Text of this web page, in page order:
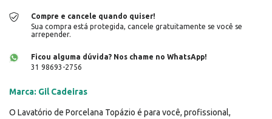
Compre e cancele quando quiser!
Sua compra está protegida, cancele gratuitamente se você se
arrepender.
Ficou alguma dúvida? Nos chame no WhatsApp!
31 98693-2756
Marca: Gil Cadeiras
O Lavatório de Porcelana Topázio é para você, profissional,